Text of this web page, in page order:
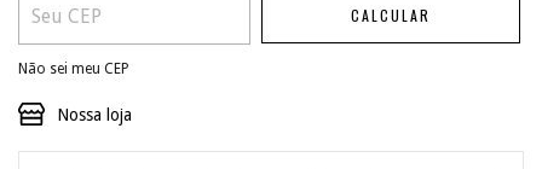
CALCULAR
Não sei meu CEP
Nossa loja